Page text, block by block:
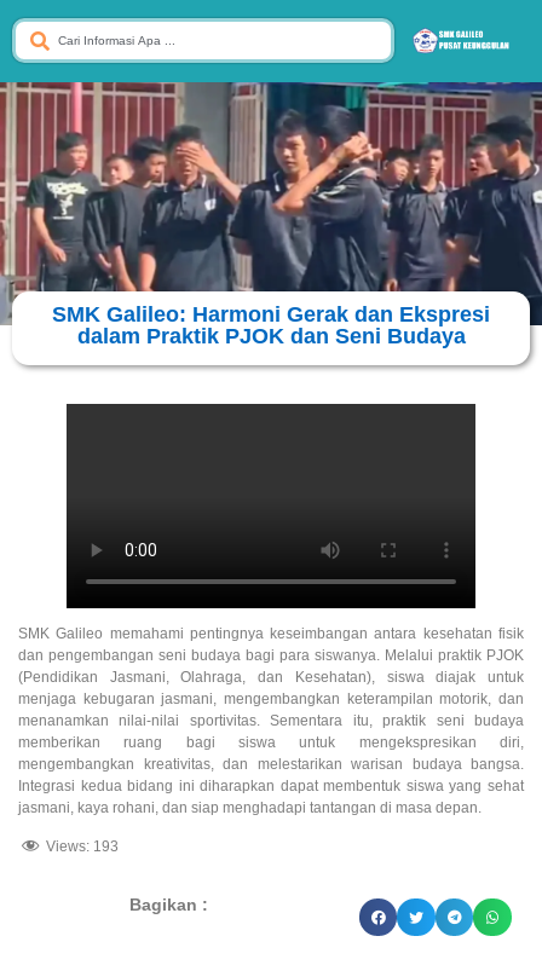
SMK Galileo: Harmoni Gerak dan Ekspresi
dalam Praktik PJOK dan Seni Budaya
SMK Galileo memahami pentingnya keseimbangan antara kesehatan fisik
dan pengembangan seni budaya bagi para siswanya. Melalui praktik PJOK
(Pendidikan Jasmani, Olahraga, dan Kesehatan), siswa diajak untuk
menjaga kebugaran jasmani, mengembangkan keterampilan motorik, dan
menanamkan nilai-nilai sportivitas. Sementara itu, praktik seni budaya
memberikan ruang bagi siswa untuk mengekspresikan diri,
mengembangkan kreativitas, dan melestarikan warisan budaya bangsa.
Integrasi kedua bidang ini diharapkan dapat membentuk siswa yang sehat
jasmani, kaya rohani, dan siap menghadapi tantangan di masa depan.
Views: 193
Bagikan :